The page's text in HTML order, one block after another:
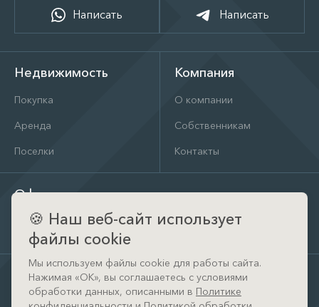
Написать Написать
Недвижимость
Покупка
Аренда
Поселки
Компания
О компании
Собственникам
Контакты
Офис
д. Тимошкино, ул. Архитектора Райта, д. 1 (КП Кристал
Истра)
🍪 Наш веб-сайт использует
файлы cookie
Мы используем файлы cookie для работы сайта.
Нажимая «ОК», вы соглашаетесь с условиями
обработки данных, описанными в Политике